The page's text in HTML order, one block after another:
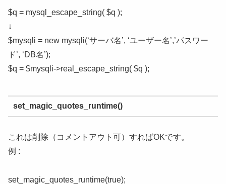
$q = mysql_escape_string( $q );
↓
$mysqli = new mysqli(‘サーバ名’, ‘ユーザー名’,’パスワー
ド’, ‘DB名’);
$q = $mysqli->real_escape_string( $q );
set_magic_quotes_runtime()
これは削除（コメントアウト可）すればOKです。
例 :
set_magic_quotes_runtime(true);